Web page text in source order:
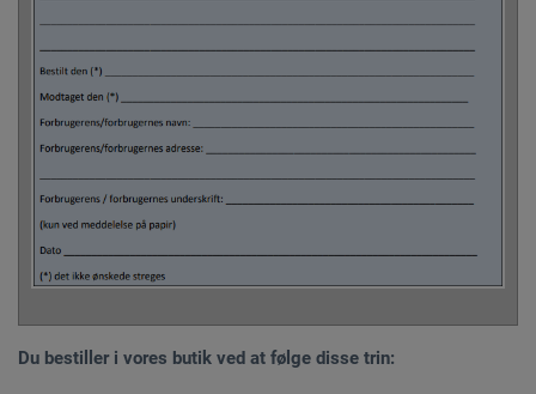
Du bestiller i vores butik ved at følge disse trin: